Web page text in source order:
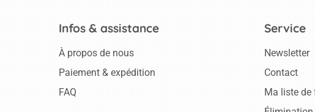
Infos & assistance
À propos de nous
Paiement & expédition
FAQ
Service
Newsletter
Contact
Ma liste de